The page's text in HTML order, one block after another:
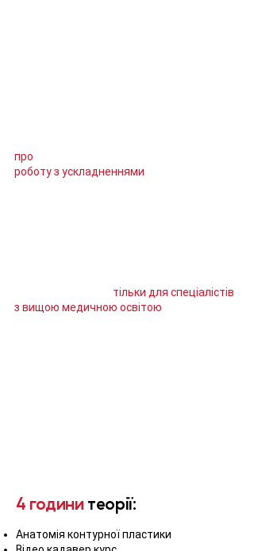
про
роботу з ускладненнями
тільки для спеціалістів
з вищою медичною освітою
4 години теорії:
Анатомія контурної пластики